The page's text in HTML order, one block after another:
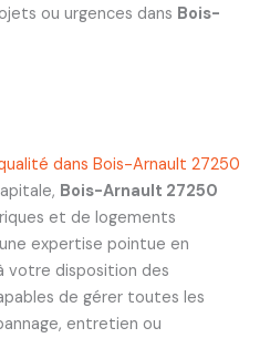
ou urgences dans Bois-
dans Bois-Arnault 27250
Bois-Arnault 27250
et de logements
expertise pointue en
votre disposition des
de gérer toutes les
entretien ou